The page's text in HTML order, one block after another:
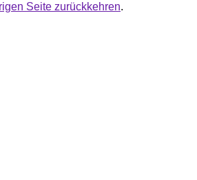
Seite zurückkehren.